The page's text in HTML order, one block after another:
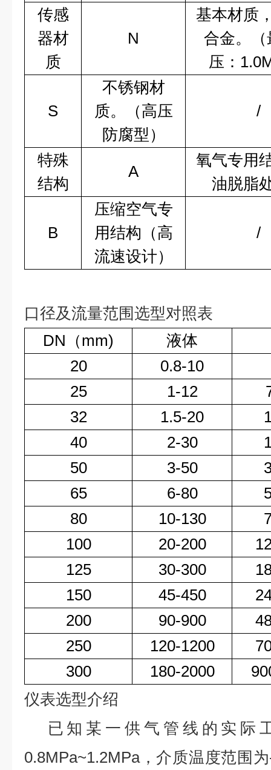
传感
器材
质
N
基本材质
合金。（
压：
S
不锈钢材
质。（高压
防腐型）
/
特殊
结构
A
氧气专用
油脱脂
B
压缩空气专
用结构（高
流速设计）
/
口径及流量范围选型对照表
DN（mm)
液体
20
0.8-10
25
1-12
32
1.5-20
40
2-30
50
3-50
65
6-80
80
10-130
100
20-200
125
30-300
150
45-450
200
90-900
250
120-1200
300
180-2000
仪表选型介绍
已知某一供气管线的实际
0.8MPa~1.2MPa，介质温度范围